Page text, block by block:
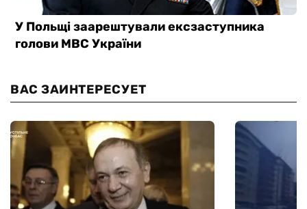
ВАС ЗАИНТЕРЕСУЕТ